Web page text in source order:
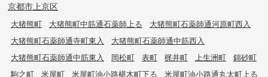
京都市上京区
大猪熊町 大猪熊町中筋通石薬師上る
大猪熊町石薬師通河原町西入
大猪熊町石薬師通寺町東入
大猪熊町石薬師通中筋西入
大猪熊町石薬師通中筋東入
岡松町 表町 梶井町 上生洲町
錦砂町
駒之町
米屋町 米屋町油小路椹木町下る
米屋町油小路通丸太町上る